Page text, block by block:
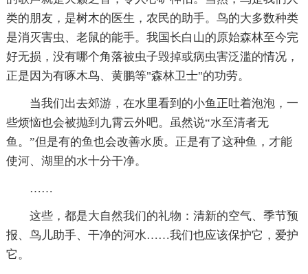
类的朋友，是树木的医生，农民的助手。鸟的大多数种类
是消灭害虫、老鼠的能手。我国长白山的原始森林至今完
好无损，没有哪个角落被虫子毁掉或病虫害泛滥的情况，
正是因为有啄木鸟、黄鹏等"森林卫士"的功劳。
当我们出去郊游，在水里看到的小鱼正吐着泡泡，一
些烦恼也会被抛到九霄云外吧。虽然说“水至清者无
鱼。”但是有的鱼也会改善水质。正是有了这种鱼，才能
使河、湖里的水十分干净。
……
这些，都是大自然我们的礼物：清新的空气、季节预
报、鸟儿助手、干净的河水……我们也应该保护它，爱护
它。